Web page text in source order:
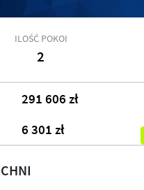
ILOŚĆ POKOI
2
291 606 zł
6 301 zł